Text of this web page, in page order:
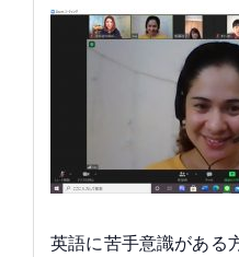
英語に苦手意識がある